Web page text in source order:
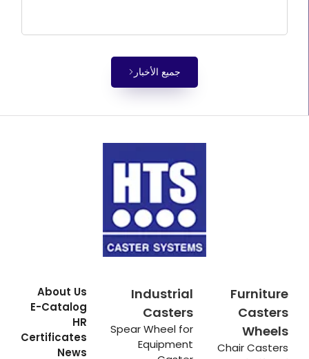
جميع الأخبار
Furniture
Casters
Wheels
Chair Casters
Industrial
Casters
Spear Wheel for
Equipment
About Us
E-Catalog
HR
Certificates
News